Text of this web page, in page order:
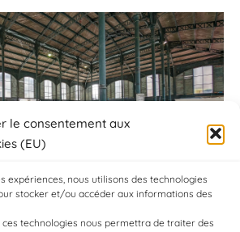
le consentement aux
(EU)
expériences, nous utilisons des technologies
stocker et/ou accéder aux informations des
ces technologies nous permettra de traiter des